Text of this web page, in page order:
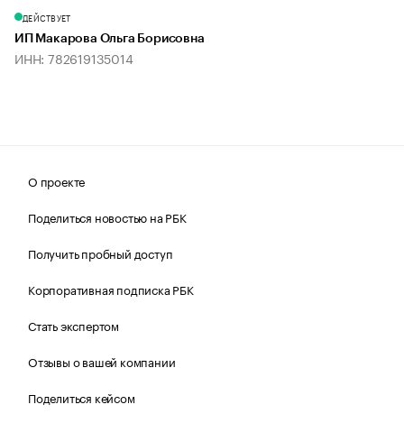
ДЕЙСТВУЕТ
ИП Макарова Ольга Борисовна
ИНН: 782619135014
О проекте
Поделиться новостью на РБК
Получить пробный доступ
Корпоративная подписка РБК
Стать экспертом
Отзывы о вашей компании
Поделиться кейсом